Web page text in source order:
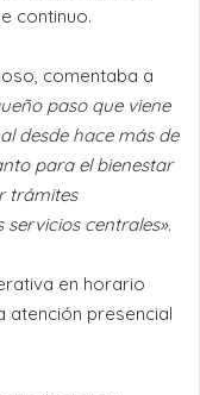
continuo.
comentaba a
paso que viene
desde hace más de
para el bienestar
trámites
centrales».
en horario
atención presencial